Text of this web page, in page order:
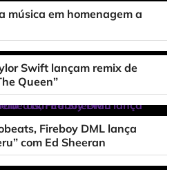
música em homenagem a
Swift lançam remix de
Queen”
Fireboy DML lança
com Ed Sheeran